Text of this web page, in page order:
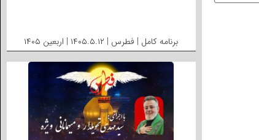
برنامه کامل | فطرس | ۱۴۰۵.۵.۱۲ | اربعین ۱۴۰۵